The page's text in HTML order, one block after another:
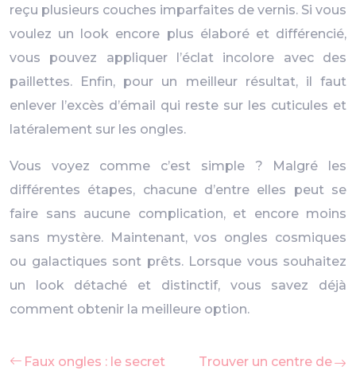
reçu plusieurs couches imparfaites de vernis. Si vous
voulez un look encore plus élaboré et différencié,
vous pouvez appliquer l’éclat incolore avec des
paillettes. Enfin, pour un meilleur résultat, il faut
enlever l’excès d’émail qui reste sur les cuticules et
latéralement sur les ongles.
Vous voyez comme c’est simple ? Malgré les
différentes étapes, chacune d’entre elles peut se
faire sans aucune complication, et encore moins
sans mystère. Maintenant, vos ongles cosmiques
ou galactiques sont prêts. Lorsque vous souhaitez
un look détaché et distinctif, vous savez déjà
comment obtenir la meilleure option.
Faux ongles : le secret
Trouver un centre de